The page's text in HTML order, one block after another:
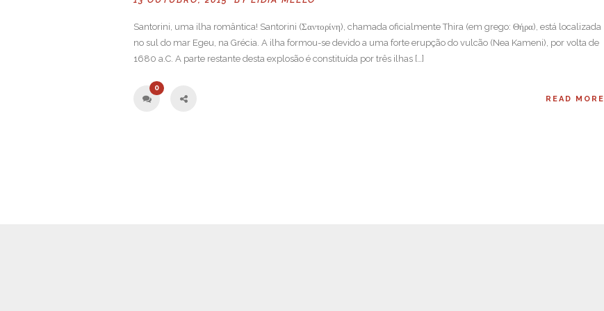
Santorini, uma ilha romântica! Santorini (Σαντορίνη), chamada oficialmente Thira (em grego: Θήρα), está localizada
no sul do mar Egeu, na Grécia. A ilha formou-se devido a uma forte erupção do vulcão (Nea Kameni), por volta de
1680 a.C. A parte restante desta explosão é constituída por três ilhas […]
0
READ MORE